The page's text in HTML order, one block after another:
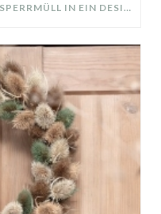
DIY UPCYLING IDEE: WIE MAN SPERRMÜLL IN EIN DESIGNER TEIL VERWANDELT